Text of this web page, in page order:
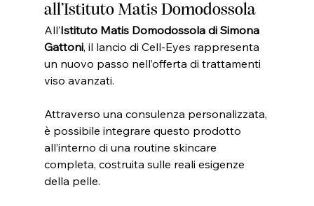
all’Istituto Matis Domodossola
All’Istituto Matis Domodossola di Simona
Gattoni, il lancio di Cell-Eyes rappresenta
un nuovo passo nell’offerta di trattamenti
viso avanzati.
Attraverso una consulenza personalizzata,
è possibile integrare questo prodotto
all’interno di una routine skincare
completa, costruita sulle reali esigenze
della pelle.